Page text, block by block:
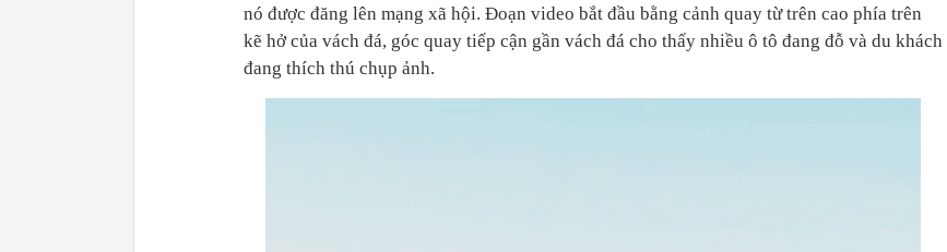
nó được đăng lên mạng xã hội. Đoạn video bắt đầu bằng cảnh quay từ trên cao phía trên
kẽ hở của vách đá, góc quay tiếp cận gần vách đá cho thấy nhiều ô tô đang đỗ và du khách
đang thích thú chụp ảnh.